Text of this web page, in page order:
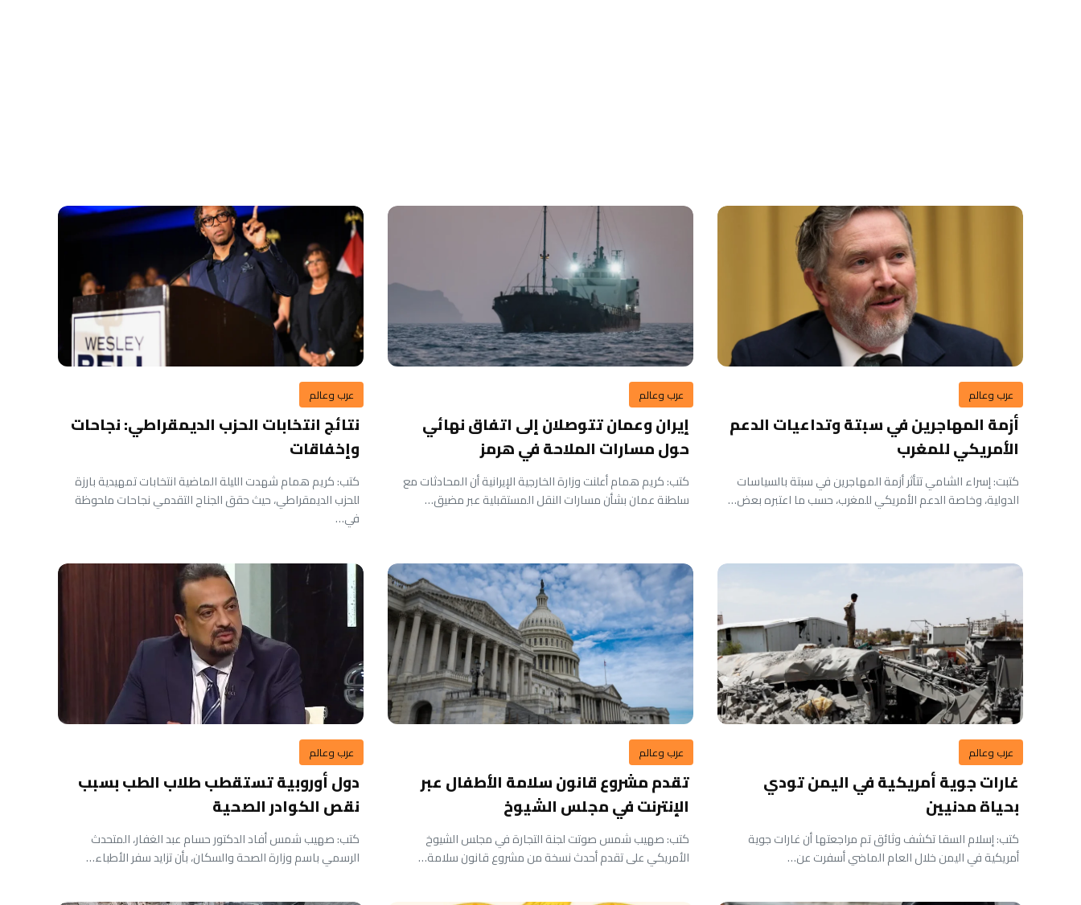
عرب وعالم
أزمة المهاجرين في سبتة وتداعيات الدعم
الأمريكي للمغرب
كتبت: إسراء الشامي تتأثر أزمة المهاجرين في سبتة بالسياسات
الدولية، وخاصة الدعم الأمريكي للمغرب، حسب ما اعتبره بعض…
عرب وعالم
إيران وعمان تتوصلان إلى اتفاق نهائي
حول مسارات الملاحة في هرمز
كتب: كريم همام أعلنت وزارة الخارجية الإيرانية أن المحادثات مع
سلطنة عمان بشأن مسارات النقل المستقبلية عبر مضيق…
عرب وعالم
نتائج انتخابات الحزب الديمقراطي: نجاحات
وإخفاقات
كتب: كريم همام شهدت الليلة الماضية انتخابات تمهيدية بارزة
للحزب الديمقراطي، حيث حقق الجناح التقدمي نجاحات ملحوظة
في…
عرب وعالم
غارات جوية أمريكية في اليمن تودي
بحياة مدنيين
كتب: إسلام السقا تكشف وثائق تم مراجعتها أن غارات جوية
أمريكية في اليمن خلال العام الماضي أسفرت عن…
عرب وعالم
تقدم مشروع قانون سلامة الأطفال عبر
الإنترنت في مجلس الشيوخ
كتب: صهيب شمس صوتت لجنة التجارة في مجلس الشيوخ
الأمريكي على تقدم أحدث نسخة من مشروع قانون سلامة…
عرب وعالم
دول أوروبية تستقطب طلاب الطب بسبب
نقص الكوادر الصحية
كتب: صهيب شمس أفاد الدكتور حسام عبد الغفار، المتحدث
الرسمي باسم وزارة الصحة والسكان، بأن تزايد سفر الأطباء…